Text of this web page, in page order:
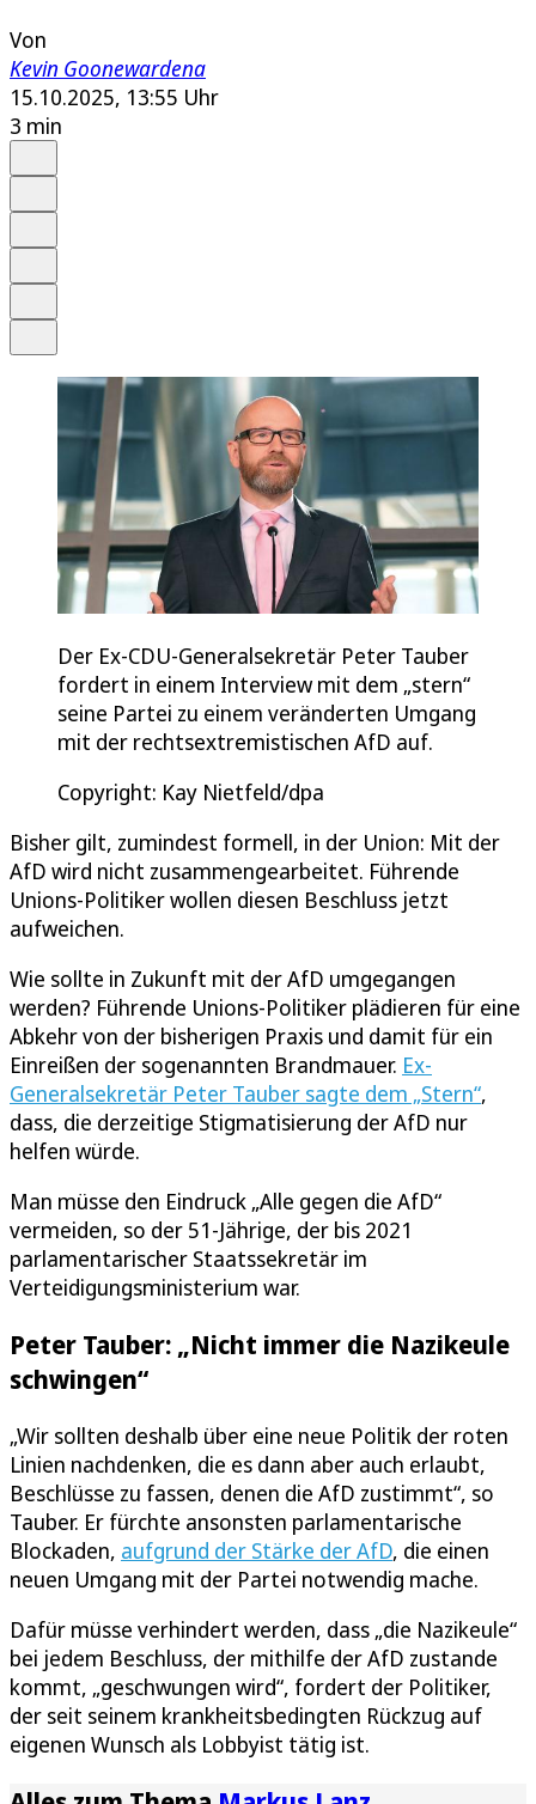
Von
Kevin Goonewardena
15.10.2025, 13:55 Uhr
3 min
Der Ex-CDU-Generalsekretär Peter Tauber
fordert in einem Interview mit dem „stern“
seine Partei zu einem veränderten Umgang
mit der rechtsextremistischen AfD auf.
Copyright: Kay Nietfeld/dpa
Bisher gilt, zumindest formell, in der Union: Mit der
AfD wird nicht zusammengearbeitet. Führende
Unions-Politiker wollen diesen Beschluss jetzt
aufweichen.
Wie sollte in Zukunft mit der AfD umgegangen
werden? Führende Unions-Politiker plädieren für eine
Abkehr von der bisherigen Praxis und damit für ein
Einreißen der sogenannten Brandmauer. Ex-
Generalsekretär Peter Tauber sagte dem „Stern“,
dass, die derzeitige Stigmatisierung der AfD nur
helfen würde.
Man müsse den Eindruck „Alle gegen die AfD“
vermeiden, so der 51-Jährige, der bis 2021
parlamentarischer Staatssekretär im
Verteidigungsministerium war.
Peter Tauber: „Nicht immer die Nazikeule
schwingen“
„Wir sollten deshalb über eine neue Politik der roten
Linien nachdenken, die es dann aber auch erlaubt,
Beschlüsse zu fassen, denen die AfD zustimmt“, so
Tauber. Er fürchte ansonsten parlamentarische
Blockaden, aufgrund der Stärke der AfD, die einen
neuen Umgang mit der Partei notwendig mache.
Dafür müsse verhindert werden, dass „die Nazikeule“
bei jedem Beschluss, der mithilfe der AfD zustande
kommt, „geschwungen wird“, fordert der Politiker,
der seit seinem krankheitsbedingten Rückzug auf
eigenen Wunsch als Lobbyist tätig ist.